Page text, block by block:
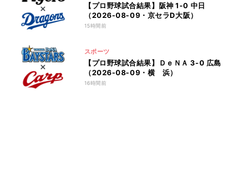
【プロ野球試合結果】阪神 1-0 中日
（2026-08-09・京セラD大阪）
15時間前
スポーツ
【プロ野球試合結果】ＤｅＮＡ 3-0 広島
（2026-08-09・横 浜）
16時間前